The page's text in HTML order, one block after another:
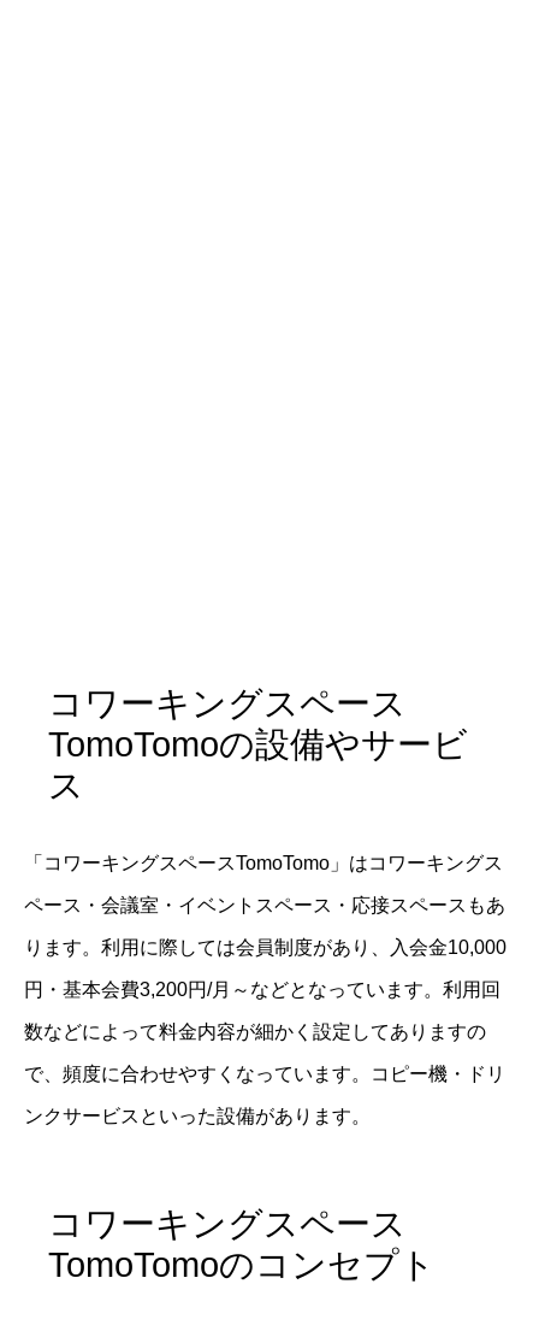
コワーキングスペース
TomoTomoの設備やサービ
ス
「コワーキングスペースTomoTomo」はコワーキングス
ペース・会議室・イベントスペース・応接スペースもあ
ります。利用に際しては会員制度があり、入会金10,000
円・基本会費3,200円/月～などとなっています。利用回
数などによって料金内容が細かく設定してありますの
で、頻度に合わせやすくなっています。コピー機・ドリ
ンクサービスといった設備があります。
コワーキングスペース
TomoTomoのコンセプト